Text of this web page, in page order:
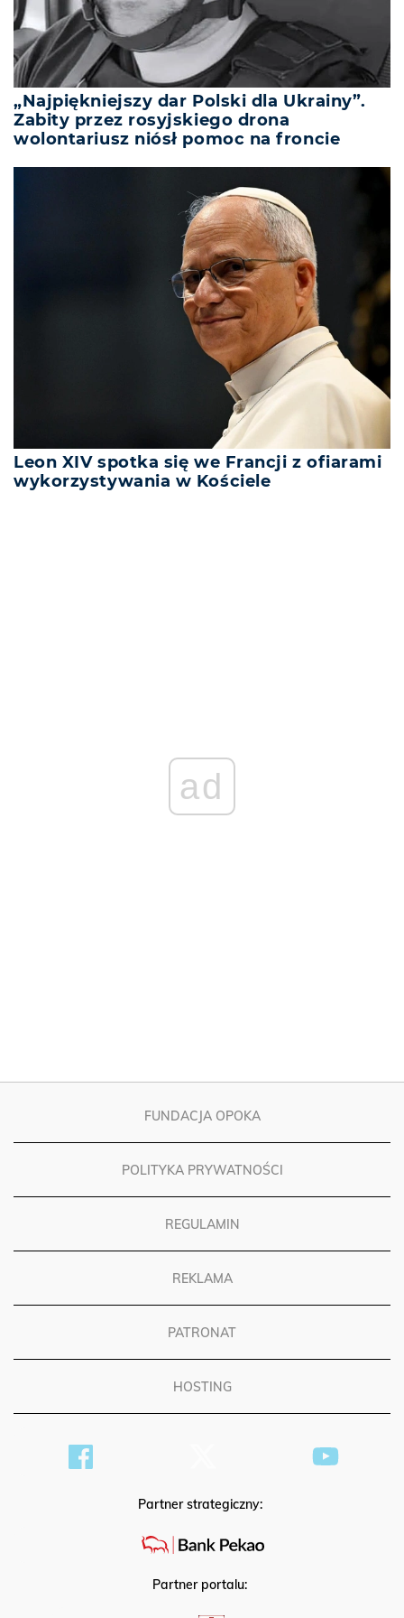
„Najpiękniejszy dar Polski dla Ukrainy”.
Zabity przez rosyjskiego drona
wolontariusz niósł pomoc na froncie
Leon XIV spotka się we Francji z ofiarami
wykorzystywania w Kościele
FUNDACJA OPOKA
POLITYKA PRYWATNOŚCI
REGULAMIN
REKLAMA
PATRONAT
HOSTING
Partner strategiczny:
Partner portalu: